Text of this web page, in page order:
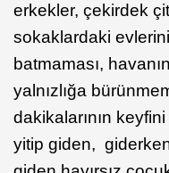
erkekler, çekirdek
sokaklardaki
batmaması,
yalnızlığa
dakikalarının
yitip giden,